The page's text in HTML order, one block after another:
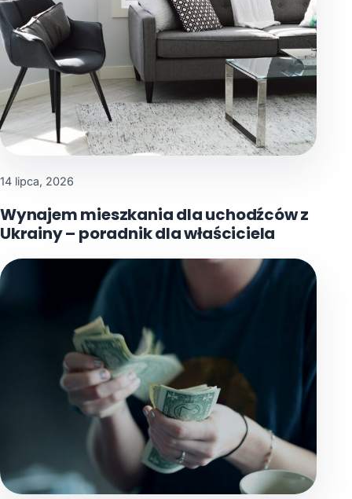
14 lipca, 2026
Wynajem mieszkania dla uchodźców z
Ukrainy – poradnik dla właściciela